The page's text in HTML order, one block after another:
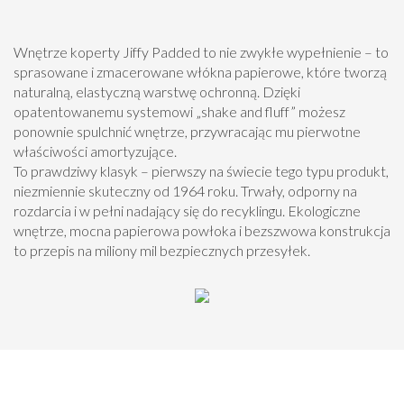
Wnętrze koperty Jiffy Padded to nie zwykłe wypełnienie – to
sprasowane i zmacerowane włókna papierowe, które tworzą
naturalną, elastyczną warstwę ochronną. Dzięki
opatentowanemu systemowi „shake and fluff” możesz
ponownie spulchnić wnętrze, przywracając mu pierwotne
właściwości amortyzujące.
To prawdziwy klasyk – pierwszy na świecie tego typu produkt,
niezmiennie skuteczny od 1964 roku. Trwały, odporny na
rozdarcia i w pełni nadający się do recyklingu. Ekologiczne
wnętrze, mocna papierowa powłoka i bezszwowa konstrukcja
to przepis na miliony mil bezpiecznych przesyłek.